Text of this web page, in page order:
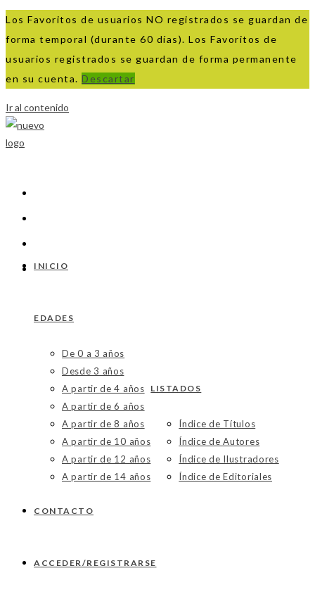
Los Favoritos de usuarios NO registrados se guardan de
forma temporal (durante 60 días). Los Favoritos de
usuarios registrados se guardan de forma permanente
en su cuenta. Descartar
Ir al contenido
INICIO
EDADES
De 0 a 3 años
Desde 3 años
A partir de 4 años
A partir de 6 años
A partir de 8 años
A partir de 10 años
A partir de 12 años
A partir de 14 años
LISTADOS
Índice de Títulos
Índice de Autores
Índice de Ilustradores
Índice de Editoriales
CONTACTO
ACCEDER/REGISTRARSE